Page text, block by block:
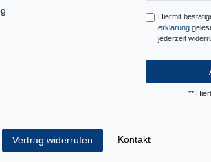
Hiermit
erklärung
jederzeit
**
Vertrag widerrufen Kontakt